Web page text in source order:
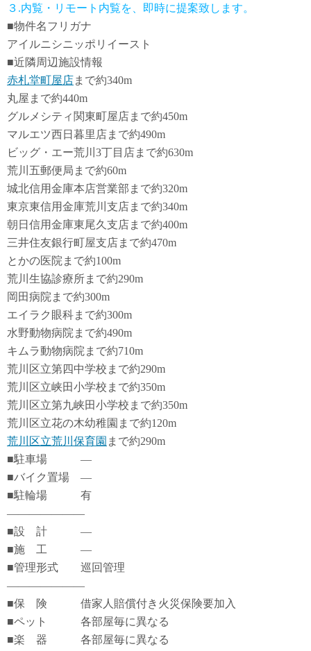
３.内覧・リモート内覧を、即時に提案致します。
■物件名フリガナ
アイルニシニッポリイースト
■近隣周辺施設情報
赤札堂町屋店まで約340m
丸屋まで約440m
グルメシティ関東町屋店まで約450m
マルエツ西日暮里店まで約490m
ビッグ・エー荒川3丁目店まで約630m
荒川五郵便局まで約60m
城北信用金庫本店営業部まで約320m
東京東信用金庫荒川支店まで約340m
朝日信用金庫東尾久支店まで約400m
三井住友銀行町屋支店まで約470m
とかの医院まで約100m
荒川生協診療所まで約290m
岡田病院まで約300m
エイラク眼科まで約300m
水野動物病院まで約490m
キムラ動物病院まで約710m
荒川区立第四中学校まで約290m
荒川区立峡田小学校まで約350m
荒川区立第九峡田小学校まで約350m
荒川区立花の木幼稚園まで約120m
荒川区立荒川保育園 まで約290m
■駐車場 ―
■バイク置場 ―
■駐輪場 有
―――――――
■設 計 ―
■施 工 ―
■管理形式 巡回管理
―――――――
■保 険 借家人賠償付き火災保険要加入
■ペット 各部屋毎に異なる
■楽 器 各部屋毎に異なる